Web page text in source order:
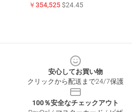
￥354,525$24.45
安心してお買い物
クリックから配送まで24/7保護
100％安全なチェックアウト